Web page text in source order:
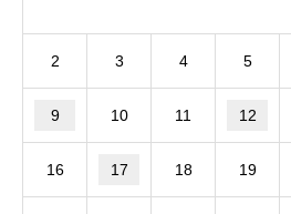
2 3 4 5
9 10 11 12
16 17 18 19